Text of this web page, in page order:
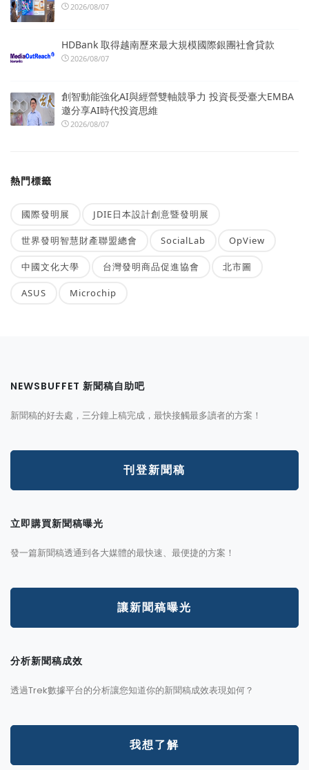
2026/08/07
HDBank 取得越南歷來最大規模國際銀團社會貸款
2026/08/07
創智動能強化AI與經營雙軸競爭力 投資長受臺大EMBA
邀分享AI時代投資思維
2026/08/07
熱門標籤
國際發明展 JDIE日本設計創意暨發明展
世界發明智慧財產聯盟總會 SocialLab OpView
中國文化大學 台灣發明商品促進協會 北市圖
ASUS Microchip
NEWSBUFFET 新聞稿自助吧
新聞稿的好去處，三分鐘上稿完成，最快接觸最多讀者的方案！
刊登新聞稿
立即購買新聞稿曝光
發一篇新聞稿透通到各大媒體的最快速、最便捷的方案！
讓新聞稿曝光
分析新聞稿成效
透過Trek數據平台的分析讓您知道你的新聞稿成效表現如何？
我想了解